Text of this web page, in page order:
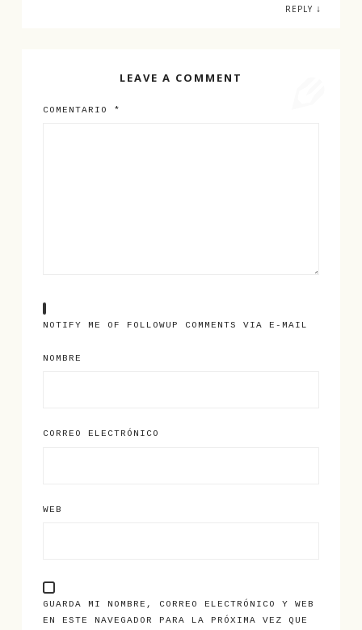
REPLY ↓
LEAVE A COMMENT
COMENTARIO *
NOTIFY ME OF FOLLOWUP COMMENTS VIA E-MAIL
NOMBRE
CORREO ELECTRÓNICO
WEB
GUARDA MI NOMBRE, CORREO ELECTRÓNICO Y WEB
EN ESTE NAVEGADOR PARA LA PRÓXIMA VEZ QUE